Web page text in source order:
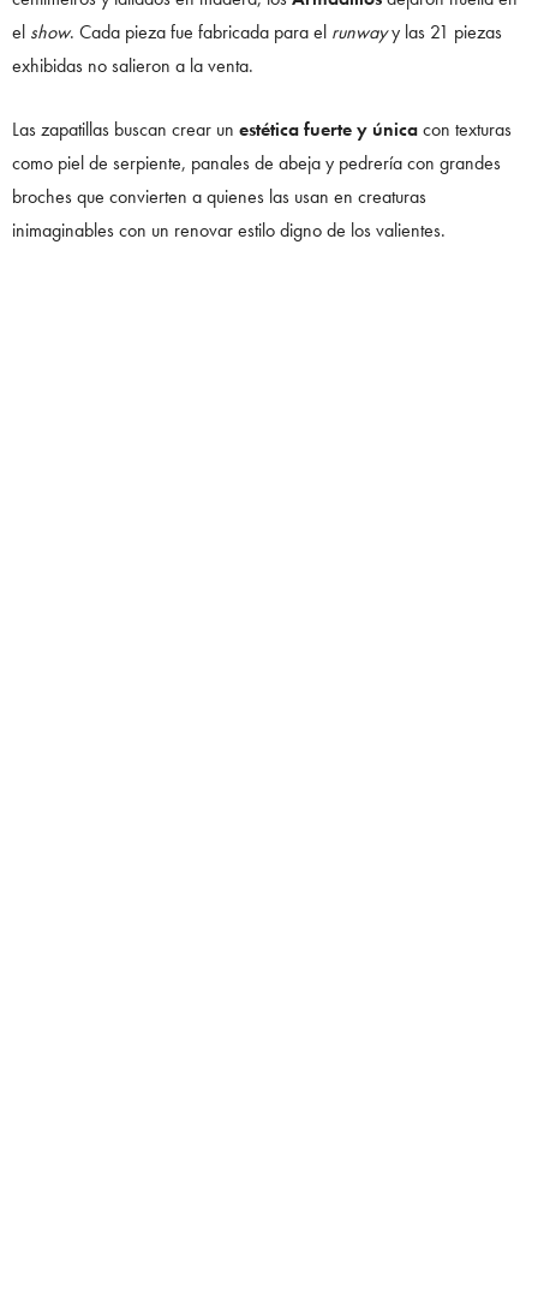
el show. Cada pieza fue fabricada para el runwayy las 21 piezas
exhibidas no salieron a la venta.
Las zapatillas buscan crear un estética fuerte y únicacon texturas
como piel de serpiente, panales de abeja y pedrería con grandes
broches que convierten a quienes las usan en creaturas
inimaginables con un renovar estilo digno de los valientes.